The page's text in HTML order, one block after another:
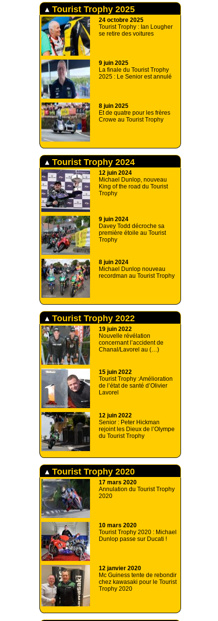
Tourist Trophy 2025
24 octobre 2025
Tourist Trophy : Ian Lougher
se retire des voitures
9 juin 2025
La finale du Tourist Trophy
2025 : Le Senior est annulé
8 juin 2025
Et de quatre pour les frères
Crowe au Tourist Trophy
Tourist Trophy 2024
12 juin 2024
Michael Dunlop, nouveau
King of the road du Tourist
Trophy
9 juin 2024
Davey Todd décroche sa
première étoile au Tourist
Trophy
8 juin 2024
Michael Dunlop nouveau
recordman au Tourist Trophy
Tourist Trophy 2022
19 juin 2022
Nouvelle révélation
concernant l’accident de
Chanal/Lavorel au (…)
15 juin 2022
Tourist Trophy :Amélioration
de l’état de santé d’Olivier
Lavorel
12 juin 2022
Senior : Peter Hickman
rejoint les Dieux de l’Olympe
du Tourist Trophy
Tourist Trophy 2020
17 mars 2020
Annulation du Tourist Trophy
2020
10 mars 2020
Tourist Trophy 2020 : Michael
Dunlop passe sur Ducati !
12 janvier 2020
Mc Guiness tente de rebondir
chez kawasaki pour le Tourist
Trophy 2020